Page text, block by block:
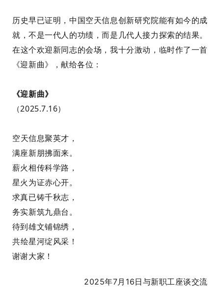
历史早已证明，中国空天信息创新研究院能有如今的成
就，不是一代人的功绩，而是几代人接力探索的结果。
在这个欢迎新同志的会场，我十分激动，临时作了一首
《迎新曲》，献给各位：
《迎新曲》
（2025.7.16）
空天信息聚英才，
满座新朋拂面来。
薪火相传科学路，
星火为证赤心开。
求真已铸千秋志，
务实新筑九鼎台。
待到雄文铺锦绣 ，
共绘星河绽风采 ！
谢谢大家 ！
2025年7月16日与新职工座谈交流